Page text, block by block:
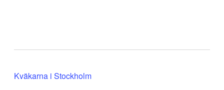
Kväkarna i Stockholm